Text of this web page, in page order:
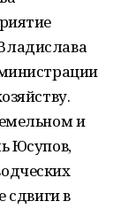
и
Юсупов,
сдвиги в